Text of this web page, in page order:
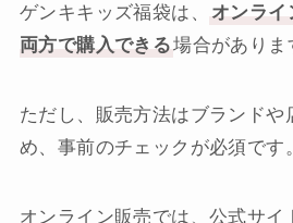
ゲンキキッズ福袋は、
オンライ
両方で購入できる場合がありま
ただし、販売方法はブランドや
め、事前のチェックが必須です。
オンライン販売では、公式サイ